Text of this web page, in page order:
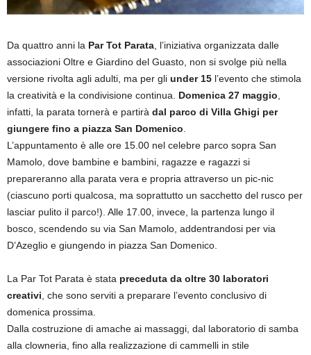
Da quattro anni la Par Tot Parata, l’iniziativa organizzata dalle
associazioni Oltre e Giardino del Guasto, non si svolge più nella
versione rivolta agli adulti, ma per gli under 15 l’evento che stimola
la creatività e la condivisione continua. Domenica 27 maggio,
infatti, la parata tornerà e partirà dal parco di Villa Ghigi per
giungere fino a piazza San Domenico.
L’appuntamento è alle ore 15.00 nel celebre parco sopra San
Mamolo, dove bambine e bambini, ragazze e ragazzi si
prepareranno alla parata vera e propria attraverso un pic-nic
(ciascuno porti qualcosa, ma soprattutto un sacchetto del rusco per
lasciar pulito il parco!). Alle 17.00, invece, la partenza lungo il
bosco, scendendo su via San Mamolo, addentrandosi per via
D’Azeglio e giungendo in piazza San Domenico.
La Par Tot Parata è stata preceduta da oltre 30 laboratori
creativi, che sono serviti a preparare l’evento conclusivo di
domenica prossima.
Dalla costruzione di amache ai massaggi, dal laboratorio di samba
alla clowneria, fino alla realizzazione di cammelli in stile